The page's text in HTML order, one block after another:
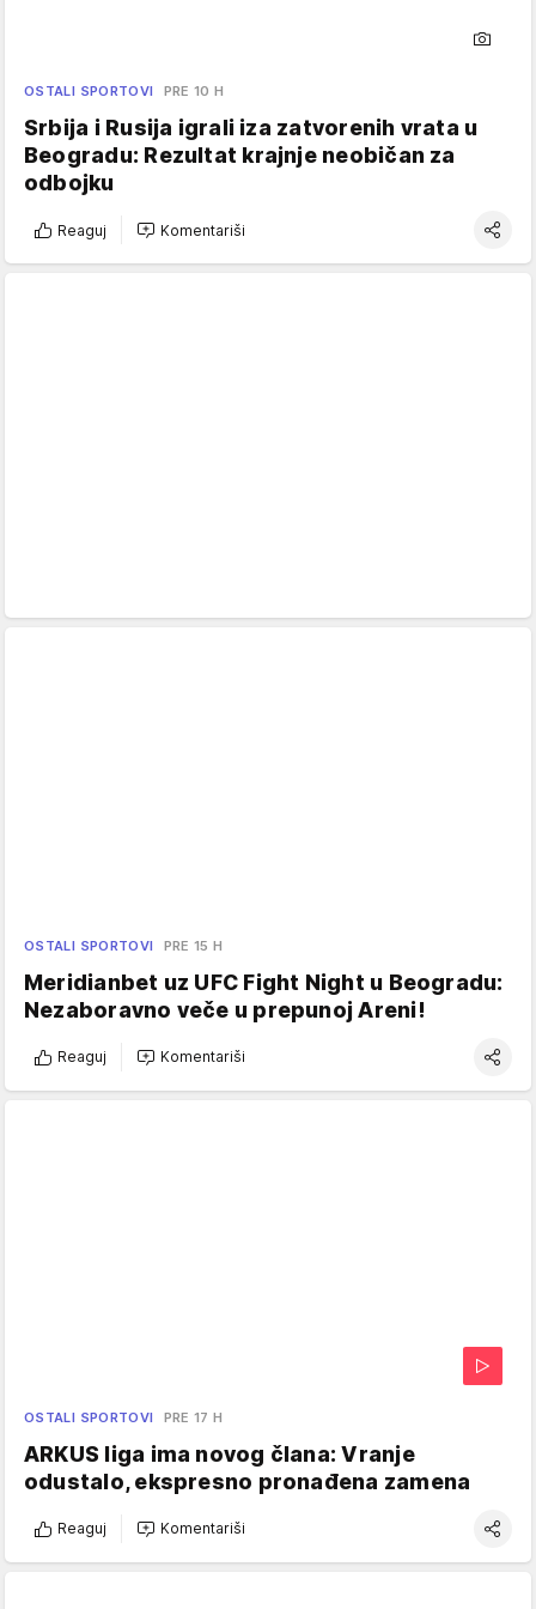
OSTALI SPORTOVI PRE 10 H
Srbija i Rusija igrali iza zatvorenih vrata u
Beogradu: Rezultat krajnje neobičan za
odbojku
Reaguj Komentariši
OSTALI SPORTOVI PRE 15 H
Meridianbet uz UFC Fight Night u Beogradu:
Nezaboravno veče u prepunoj Areni!
Reaguj Komentariši
OSTALI SPORTOVI PRE 17 H
ARKUS liga ima novog člana: Vranje
odustalo, ekspresno pronađena zamena
Reaguj Komentariši